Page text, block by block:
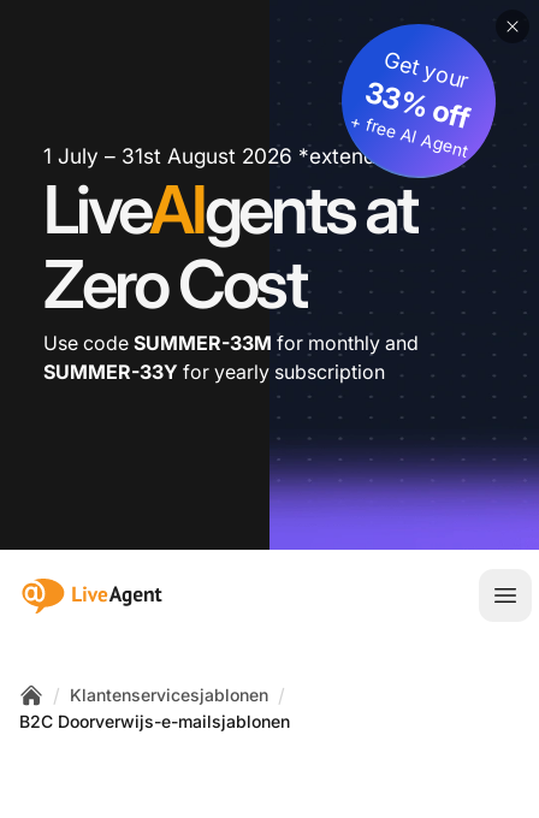
1 July – 31st August 2026 *extended
LiveAIgents at
Zero Cost
Get your
33% off
+ free AI Agent
Use code SUMMER-33M for monthly and
SUMMER-33Y for yearly subscription
:site.title
Home
/ Klantenservicesjablonen /
B2C Doorverwijs-e-mailsjablonen